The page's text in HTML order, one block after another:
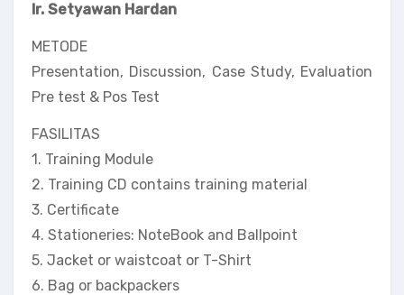
Ir. Setyawan Hardan
METODE
Presentation, Discussion, Case Study, Evaluation
Pre test & Pos Test
FASILITAS
1. Training Module
2. Training CD contains training material
3. Certificate
4. Stationeries: NoteBook and Ballpoint
5. Jacket or waistcoat or T-Shirt
6. Bag or backpackers